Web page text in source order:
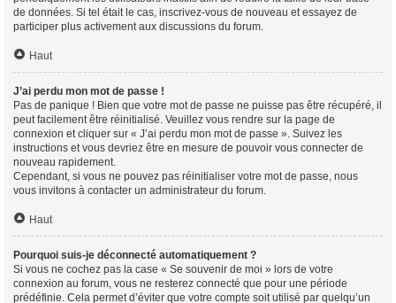
de données. Si tel était le cas, inscrivez-vous de nouveau et essayez de
participer plus activement aux discussions du forum.
Haut
J’ai perdu mon mot de passe !
Pas de panique ! Bien que votre mot de passe ne puisse pas être récupéré, il
peut facilement être réinitialisé. Veuillez vous rendre sur la page de
connexion et cliquer sur « J’ai perdu mon mot de passe ». Suivez les
instructions et vous devriez être en mesure de pouvoir vous connecter de
nouveau rapidement.
Cependant, si vous ne pouvez pas réinitialiser votre mot de passe, nous
vous invitons à contacter un administrateur du forum.
Haut
Pourquoi suis-je déconnecté automatiquement ?
Si vous ne cochez pas la case « Se souvenir de moi » lors de votre
connexion au forum, vous ne resterez connecté que pour une période
prédéfinie. Cela permet d’éviter que votre compte soit utilisé par quelqu’un